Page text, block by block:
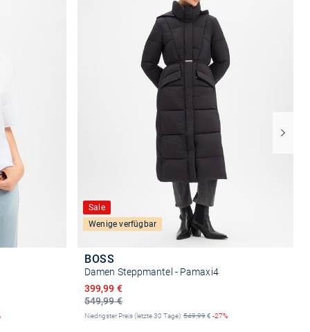
Sale
Wenige verfügbar
BOSS
Damen Steppmantel - Pamaxi4
549,99 €
Ermäßigter Preis
399,99 €
Niedrigster Preis (letzte 30 Tage):549,99€ -27%